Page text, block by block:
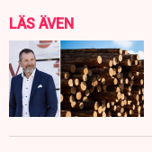
LÄS ÄVEN